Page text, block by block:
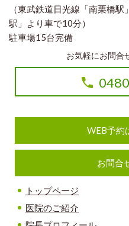
（東武鉄道日光線「南栗橋
駅」より車で10分）
駐車場15台完備
お気軽にお問合
WEB予約
お問合
トップページ
医院のご紹介